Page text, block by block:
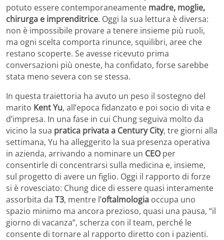
potuto essere contemporaneamente madre, moglie,
chirurga e imprenditrice. Oggi la sua lettura è diversa:
non è impossibile provare a tenere insieme più ruoli,
ma ogni scelta comporta rinunce, squilibri, aree che
restano scoperte. Se avesse ricevuto prima
conversazioni più oneste, ha confidato, forse sarebbe
stata meno severa con se stessa.
In questa traiettoria ha avuto un peso il sostegno del
marito Kent Yu, all’epoca fidanzato e poi socio di vita e
d’impresa. In una fase in cui Chung seguiva molto da
vicino la sua pratica privata a Century City, tre giorni alla
settimana, Yu ha alleggerito la sua presenza operativa
in azienda, arrivando a nominare un CEO per
consentirle di concentrarsi sulla medicina e, insieme,
sul progetto di avere un figlio. Oggi il rapporto di forze
si è rovesciato: Chung dice di essere quasi interamente
assorbita da T3, mentre l’oftalmologia occupa uno
spazio minimo ma ancora prezioso, quasi una pausa, “il
giorno di vacanza”, scherza con il team, perché le
consente di tornare al rapporto diretto con i pazienti.